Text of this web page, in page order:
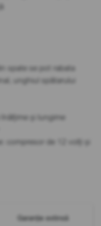
spate se pot rabata
unghiul spătarului
înălțime și lungime
compresor de 12 volți și
Garanție extinsă